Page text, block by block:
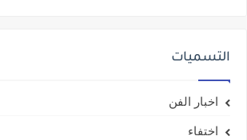
التسميات
اخبار الفن
اختفاء